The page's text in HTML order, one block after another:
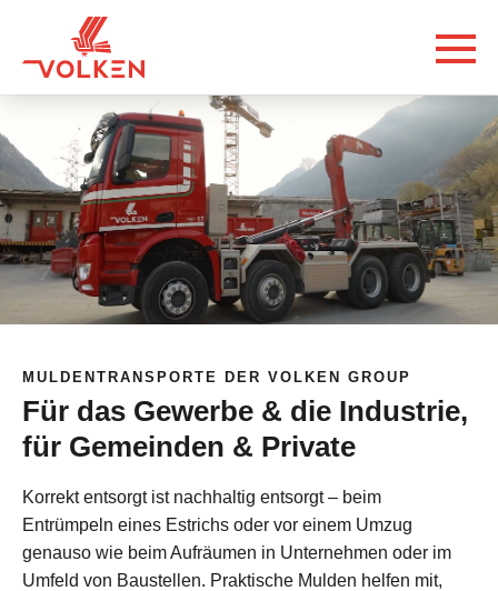
MULDENTRANSPORTE DER VOLKEN GROUP
Für das Gewerbe & die Industrie,
für Gemeinden & Private
Korrekt entsorgt ist nachhaltig entsorgt – beim
Entrümpeln eines Estrichs oder vor einem Umzug
genauso wie beim Aufräumen in Unternehmen oder im
Umfeld von Baustellen. Praktische Mulden helfen mit,